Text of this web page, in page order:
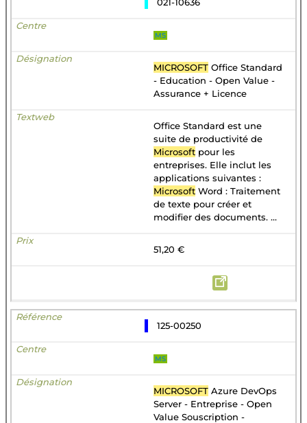
MS
MICROSOFT Office Standard
- Education - Open Value -
Assurance + Licence
Office Standard est une
suite de productivité de
Microsoft pour les
entreprises. Elle inclut les
applications suivantes :
Microsoft Word : Traitement
de texte pour créer et
modifier des documents. ...
51,20 €
125-00250
MS
MICROSOFT Azure DevOps
Server - Entreprise - Open
Value Souscription -